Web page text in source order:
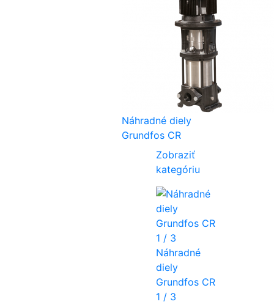
Náhradné diely
Grundfos CR
Zobraziť
kategóriu
Náhradné
diely
Grundfos CR
1 / 3